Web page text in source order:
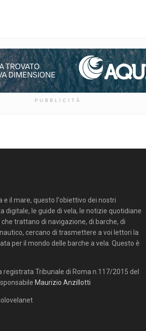
PUBBLICITÀ
e il mare, questo l'obiettivo dei nostri
digitale, le guide di vela, le notizie quotidiane
trattano di navigazione, di barche, di
cercano di trasmettere a voi lettori la
per il mondo delle barche a vela. Questo è
registrata Tribunale di Roma n.117/2015 del
Maurizio Anzillotti